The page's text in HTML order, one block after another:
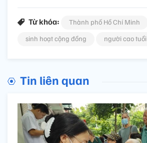
Từ khóa:
Thành phố Hồ Chí Minh
sinh hoạt cộng đồng
người cao tuổi​
Tin liên quan